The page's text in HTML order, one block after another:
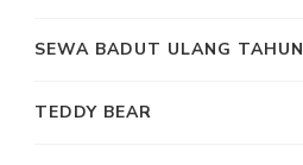
SEWA BADUT ULANG TAHUN
TEDDY BEAR